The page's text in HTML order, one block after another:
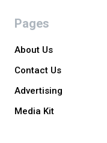
Pages
About Us
Contact Us
Advertising
Media Kit